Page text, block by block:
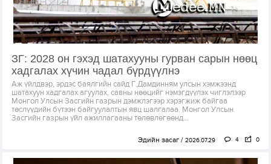
ЗГ: 2028 он гэхэд шатахууны гурван сарын нөөц
хадгалах хүчин чадал бүрдүүлнэ
Аж үйлдвэр, эрдэс баялгийн сайд Г.Дамдинням улсын хэмжээнд
шатахуун хадгалах агуулах, савны нөөцийг нэмэгдүүлэх чиглэлээр
Монгол Улсын Засгийн газрын дэмжлэгээр хэрэгжиж байгаа
төслүүдийн бүтээн байгуулалтын явц шалгалаа. Монгол Улсын
Засгийн газрын үйл ажиллагааны төлөвлөгөөнд...
Эдийн засаг 2026.07.29 4 0